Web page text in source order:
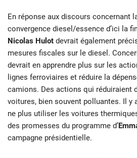
En réponse aux discours concernant
convergence diesel/essence d’ici la
Nicolas Hulot devrait également
mesures fiscales sur le diesel.
devrait en apprendre plus sur les
lignes ferroviaires et réduire la
camions. Des actions qui réduiraient
voitures, bien souvent polluantes. Il y
ne plus utiliser les voitures
des promesses du programme d’
campagne présidentielle.